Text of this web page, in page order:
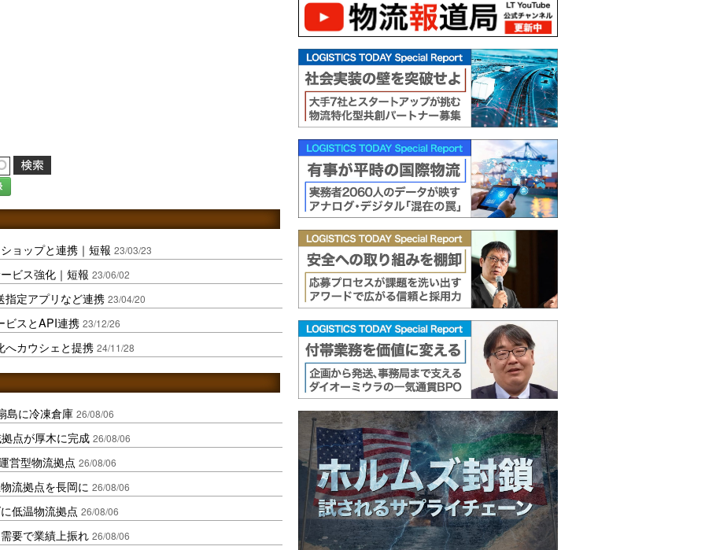
ョップと連携｜短報 23/03/23
ビス強化｜短報 23/06/02
指定アプリなど連携 23/04/20
ビスとAPI連携 23/12/26
へカウシェと提携 24/11/28
島に冷凍倉庫 26/08/06
点が厚木に完成 26/08/06
営型物流拠点 26/08/06
流拠点を長岡に 26/08/06
低温物流拠点 26/08/06
要で業績上振れ 26/08/06